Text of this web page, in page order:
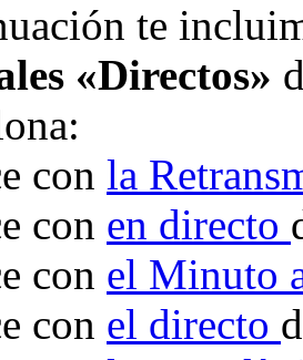
te
«Directos»
con la
con en directo
con el Minuto
con el directo